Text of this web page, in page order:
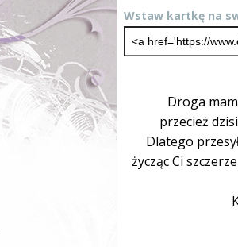
Wstaw kartkę na
Droga
przecież
Dlatego
życząc Ci